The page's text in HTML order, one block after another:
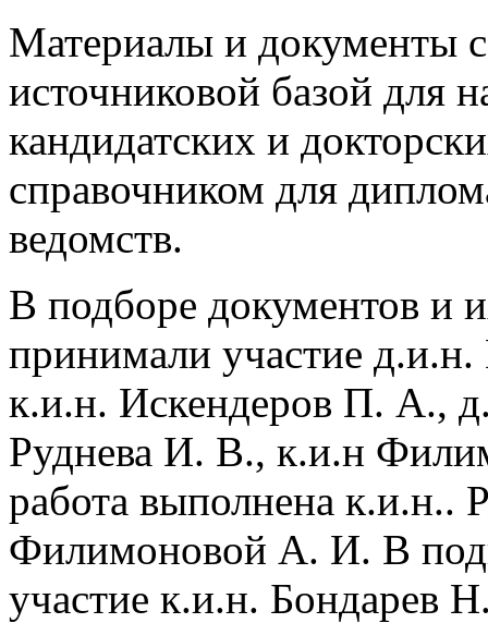
Материалы и документы
источниковой базой для
кандидатских и
справочником для
ведомств.
В подборе документов и
принимали участие
к.и.н. Искендеров П. А.,
Руднева И. В., к.и.н
работа выполнена к.и.н..
Филимоновой А. И. В
участие к.и.н. Бондарев